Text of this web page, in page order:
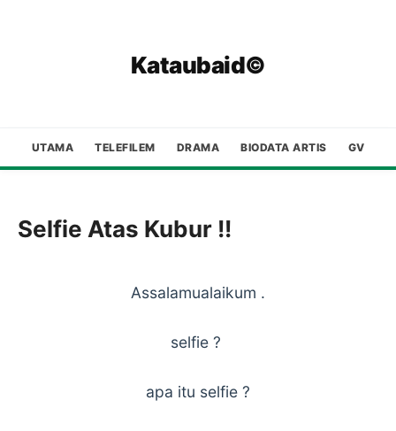
Kataubaid©
UTAMA TELEFILEM DRAMA BIODATA ARTIS GV
Selfie Atas Kubur !!
Assalamualaikum .
selfie ?
apa itu selfie ?